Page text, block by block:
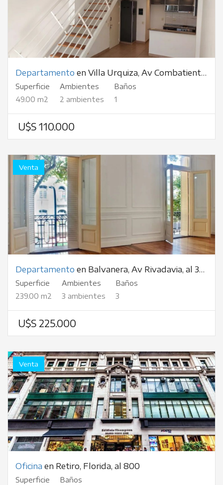
Departamento en Villa Urquiza, Av Combatientes De Malvinas, al 3700
Superficie
49.00 m2
Ambientes
2 ambientes
Baños
1
U$S 110.000
Venta
Departamento en Balvanera, Av Rivadavia, al 3000
Superficie
239.00 m2
Ambientes
3 ambientes
Baños
3
U$S 225.000
Venta
Oficina en Retiro, Florida, al 800
Superficie
Baños